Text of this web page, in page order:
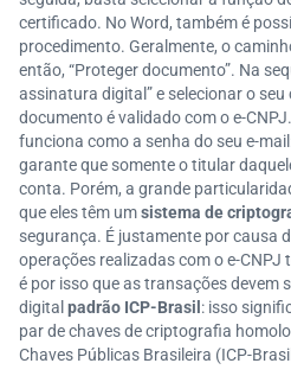
certificado. No Word, também é
procedimento. Geralmente, o
então, “Proteger documento”. Na
assinatura digital” e selecionar o
documento é validado com o e-
funciona como a senha do seu e-
garante que somente o titular
conta. Porém, a grande
que eles têm umsistema de
segurança. É justamente por causa
operações realizadas com o e-CNPJ
é por isso que as transações devem
digital padrão ICP-Brasil : isso
par de chaves de criptografia
Chaves Públicas Brasileira (ICP-